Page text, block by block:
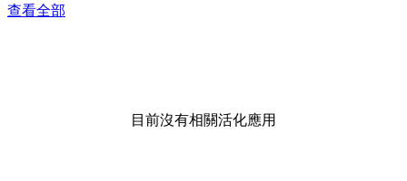
查看全部
目前沒有相關活化應用